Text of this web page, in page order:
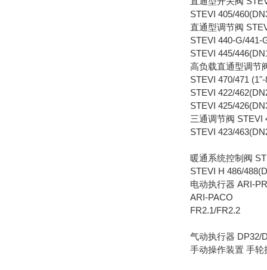
STEVI 405/
直通型调节阀
STEVI 440-G/441-
STEVI 445/
高负载直通型调节
STEVI 470/471
STEVI 422/
STEVI 425/
三通调节阀 STEVI
STEVI 423/
暖通系统控制阀
STEVI H 486/
电动执行器 ARI-
ARI-PACO
FR2.1/FR2.2
气动执行器 DP32/
手动操作装置 手轮